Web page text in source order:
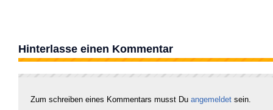
Hinterlasse einen Kommentar
Zum schreiben eines Kommentars musst Du angemeldet sein.